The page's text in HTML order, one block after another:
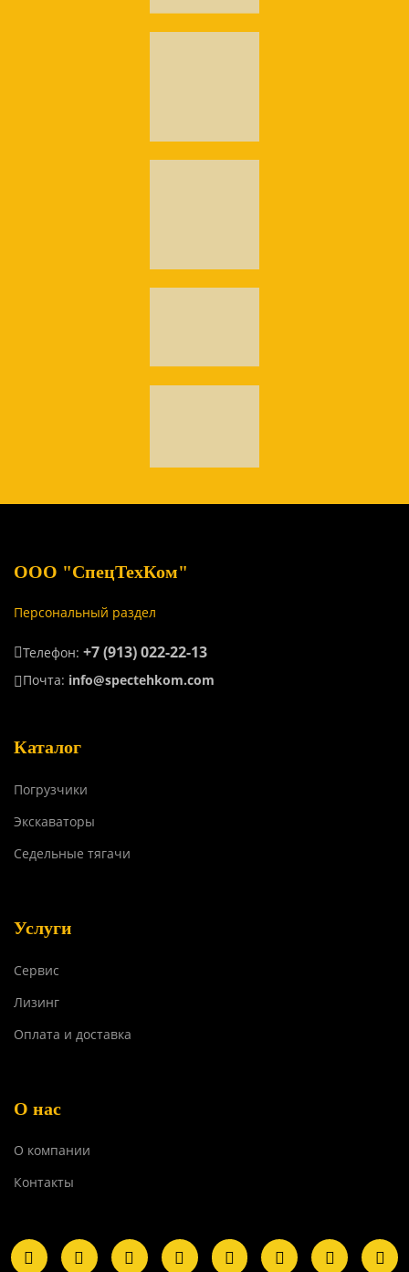
ООО "СпецТехКом"
Персональный раздел
Телефон: +7 (913) 022-22-13
Почта: info@spectehkom.com
Каталог
Погрузчики
Экскаваторы
Седельные тягачи
Услуги
Сервис
Лизинг
Оплата и доставка
О нас
О компании
Контакты